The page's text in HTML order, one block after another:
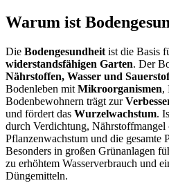
Warum ist
Die Bodengesundheit ist die Basis
widerstandsfähigen Garten. Der
Nährstoffen, Wasser und
Bodenleben mit Mikroorganismen,
Bodenbewohnern trägt zur
und fördert das Wurzelwachstum.
durch Verdichtung, Nährstoffmangel
Pflanzenwachstum und die gesamte
Besonders in großen Grünanlagen
zu erhöhtem Wasserverbrauch und
Düngemitteln.